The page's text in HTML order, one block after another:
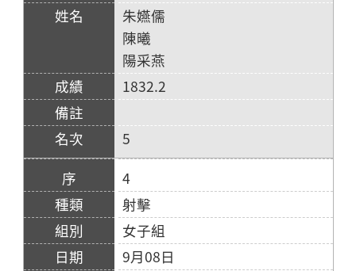
朱嬿儒
陳曦
陽采燕
1832.2
5
4
射擊
女子組
9月08日